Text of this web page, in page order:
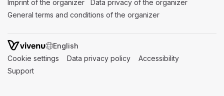
Imprint of the organizer (opens in a new tab)
Data privacy of the organizer
General terms and conditions of the organizer
SWITCH LANGUAGE
Cookie settings (opens in a new tab)
Data privacy policy (opens in a new tab)
Accessibility
Support